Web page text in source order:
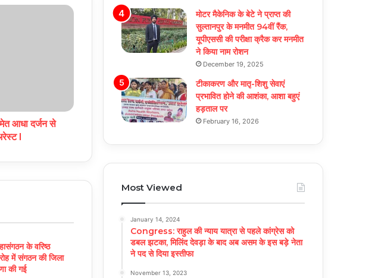
आधा दर्जन से
l
के वरिष्ठ
में संगठन की जिला
की गई
मोटर मैकेनिक के बेटे ने प्राप्त की
सुल्तानपुर के मनमीत 94वीं रैंक,
यूपीएससी की परीक्षा क्रैक कर मनमीत
ने किया नाम रोशन
December 19, 2025
टीकाकरण और मातृ-शिशु सेवाएं
प्रभावित होने की आशंका, आशा बहुएं
हड़ताल पर
February 16, 2026
Most Viewed
January 14, 2024
Congress: राहुल की न्याय यात्रा से पहले कांग्रेस को
डबल झटका, मिलिंद देवड़ा के बाद अब असम के इस बड़े नेता
ने पद से दिया इस्तीफा
November 13, 2023